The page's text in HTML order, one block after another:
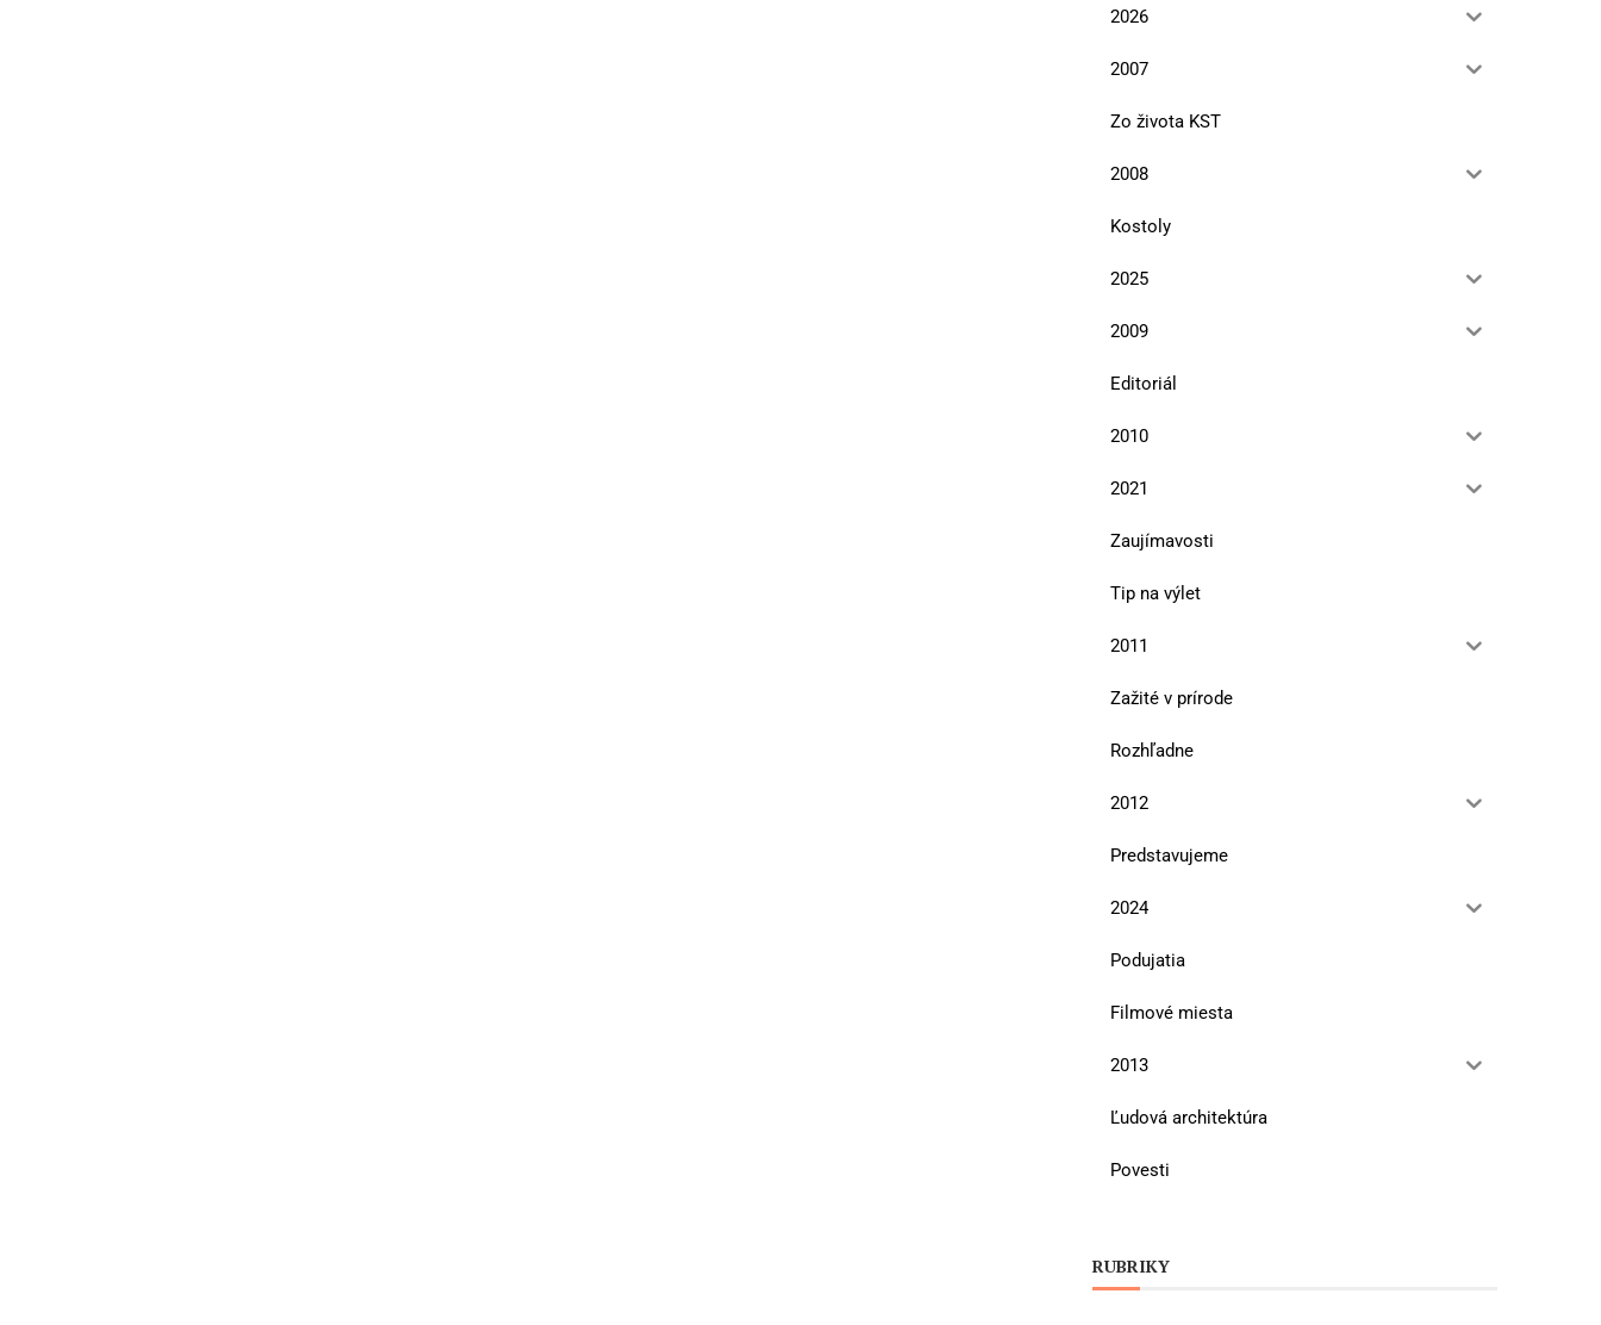
2026
2007
Zo života KST
2008
Kostoly
2025
2009
Editoriál
2010
2021
Zaujímavosti
Tip na výlet
2011
Zažité v prírode
Rozhľadne
2012
Predstavujeme
2024
Podujatia
Filmové miesta
2013
Ľudová architektúra
Povesti
RUBRIKY